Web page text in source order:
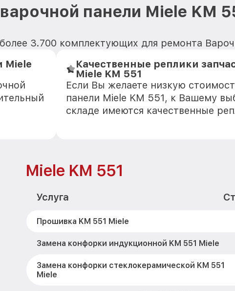
панели Miele KM
3.700 комплектующих для ремонта
Miele
Качественные реплики
Miele KM 551
Если Вы желаете низкую
панели Miele KM 551, к Вашему
складе имеются качественные
Miele KM 551
Услуга
Прошивка KM 551 Miele
Замена конфорки индукционной KM 551 Miele
Замена конфорки стеклокерамической KM 551
Miele